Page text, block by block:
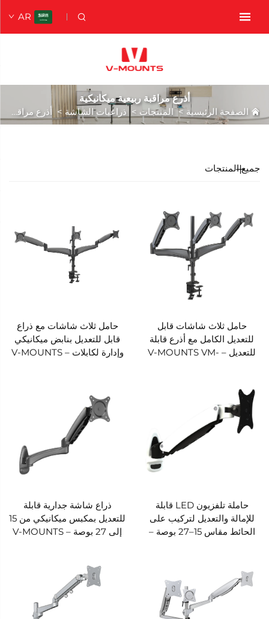
AR
أذرع مراقبة ربيعية ميكانيكية
الصفحة الرئيسية >المنتجات > ذراعيات الشاشة >أذرع مراقبة ربيعية ميكانيكية
جميع المنتجات
حامل ثلاث شاشات قابل
للتعديل الكامل مع أذرع قابلة
للتعديل – V-MOUNTS VM-
حامل ثلاث شاشات مع ذراع
قابل للتعديل بنابض ميكانيكي
وإدارة لكابلات – V-MOUNTS
حاملة تلفزيون LED قابلة
للإمالة والتعديل لتركيب على
الحائط مقاس 15–27 بوصة –
ذراع شاشة جدارية قابلة
للتعديل بمكبس ميكانيكي من 15
إلى 27 بوصة – V-MOUNTS